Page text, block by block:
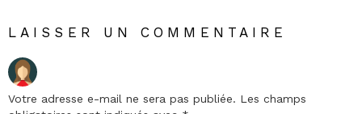
LAISSER UN COMMENTAIRE
Votre adresse e-mail ne sera pas publiée. Les champs